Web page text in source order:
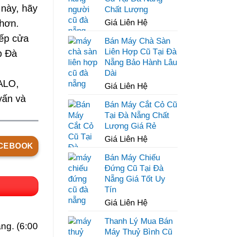
hãy
cửa
Đà
và
(6:00
Chất Lượng
Giá Liên Hệ
Bán Máy Chà Sàn
Liên Hợp Cũ Tại Đà
Nẵng Bảo Hành Lâu
Dài
Giá Liên Hệ
Bán Máy Cắt Cỏ Cũ
Tại Đà Nẵng Chất
Lượng Giá Rẻ
Giá Liên Hệ
Bán Máy Chiếu
Đứng Cũ Tại Đà
Nẵng Giá Tốt Uy
Tín
Giá Liên Hệ
Thanh Lý Mua Bán
Máy Thuỷ Bình Cũ